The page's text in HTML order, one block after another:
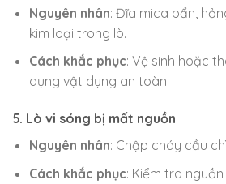
Nguyên nhân: Đĩa mica bẩn,
kim loại trong lò.
Cách khắc phục: Vệ sinh hoặc
dụng vật dụng an toàn.
5. Lò vi sóng bị mất nguồn
Nguyên nhân: Chập cháy cầu
Cách khắc phục: Kiểm tra